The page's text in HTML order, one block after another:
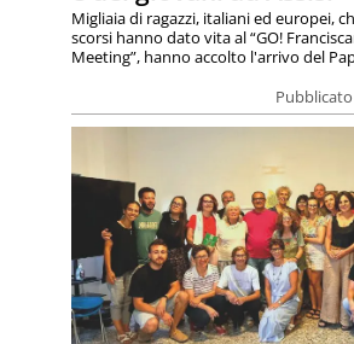
Migliaia di ragazzi, italiani ed europei,
scorsi hanno dato vita al “GO!
Meeting”, hanno accolto l'arrivo del